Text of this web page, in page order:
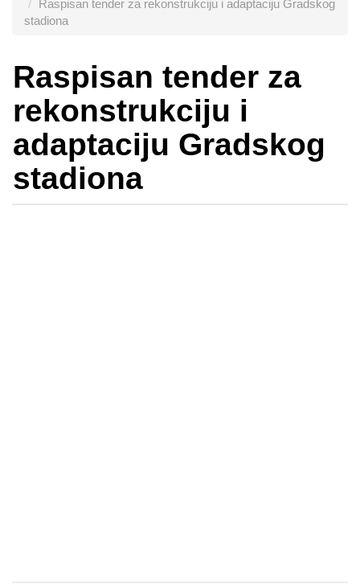
Raspisan tender za rekonstrukciju i adaptaciju Gradskog
stadiona
Raspisan tender za
rekonstrukciju i
adaptaciju Gradskog
stadiona